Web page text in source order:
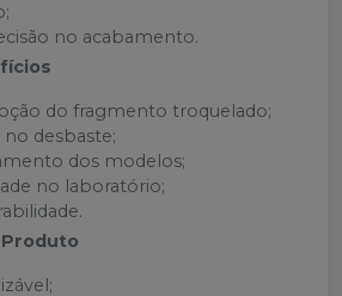
no acabamento.
do fragmento troquelado;
no desbaste;
dos modelos;
no laboratório;